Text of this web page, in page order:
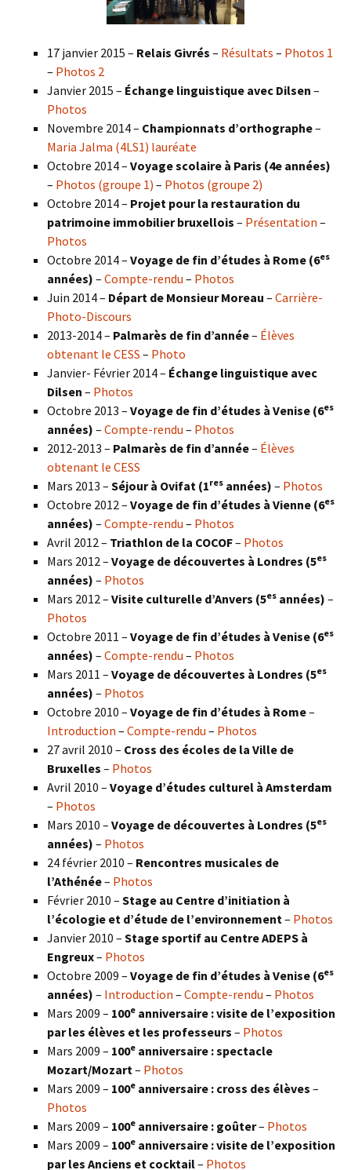
17 janvier 2015 – Relais Givrés – Résultats – Photos 1
– Photos 2
Janvier 2015 – Échange linguistique avec Dilsen –
Photos
Novembre 2014 – Championnats d’orthographe–
Maria Jalma (4LS1) lauréate
Octobre 2014 – Voyage scolaire à Paris (4e années)
– Photos (groupe 1) – Photos (groupe 2)
Octobre 2014 – Projet pour la restauration du
patrimoine immobilier bruxellois – Présentation –
Photos
Octobre 2014 – Voyage de fin d’études à Rome (6es
années) – Compte-rendu – Photos
Juin 2014 – Départ de Monsieur Moreau – Carrière-
Photo-Discours
2013-2014 – Palmarès de fin d’année– Élèves
obtenant le CESS – Photo
Janvier- Février 2014 – Échange linguistique avec
Dilsen – Photos
Octobre 2013 – Voyage de fin d’études à Venise (6es
années) – Compte-rendu – Photos
2012-2013 – Palmarès de fin d’année– Élèves
obtenant le CESS
Mars 2013 – Séjour à Ovifat (1res années) – Photos
Octobre 2012 – Voyage de fin d’études à Vienne (6es
années) – Compte-rendu – Photos
Avril 2012 – Triathlon de la COCOF– Photos
Mars 2012 – Voyage de découvertes à Londres (5es
années) – Photos
Mars 2012 – Visite culturelle d’Anvers (5es années) –
Photos
Octobre 2011 – Voyage de fin d’études à Venise (6es
années) – Compte-rendu – Photos
Mars 2011 – Voyage de découvertes à Londres (5es
années) – Photos
Octobre 2010 – Voyage de fin d’études à Rome–
Introduction – Compte-rendu – Photos
27 avril 2010 – Cross des écoles de la Ville de
Bruxelles – Photos
Avril 2010 – Voyage d’études culturel à Amsterdam
– Photos
Mars 2010 – Voyage de découvertes à Londres (5es
années) – Photos
24 février 2010 – Rencontres musicales de
l’Athénée– Photos
Février 2010 – Stage au Centre d’initiation à
l’écologie et d’étude de l’environnement – Photos
Janvier 2010 – Stage sportif au Centre ADEPS à
Engreux– Photos
Octobre 2009 – Voyage de fin d’études à Venise (6es
années) – Introduction – Compte-rendu – Photos
Mars 2009 – 100e anniversaire : visite de l’exposition
par les élèves et les professeurs – Photos
Mars 2009 – 100e anniversaire : spectacle
Mozart/Mozart – Photos
Mars 2009 – 100e anniversaire : cross des élèves –
Photos
Mars 2009 – 100e anniversaire : goûter– Photos
Mars 2009 – 100e anniversaire : visite de l’exposition
par les Anciens et cocktail– Photos